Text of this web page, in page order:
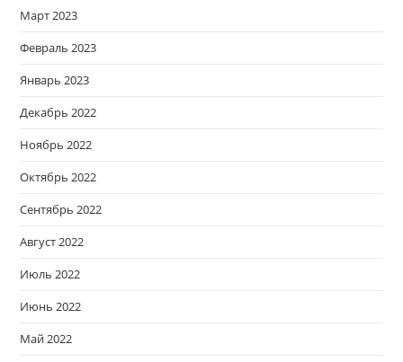
Март 2023
Февраль 2023
Январь 2023
Декабрь 2022
Ноябрь 2022
Октябрь 2022
Сентябрь 2022
Август 2022
Июль 2022
Июнь 2022
Май 2022